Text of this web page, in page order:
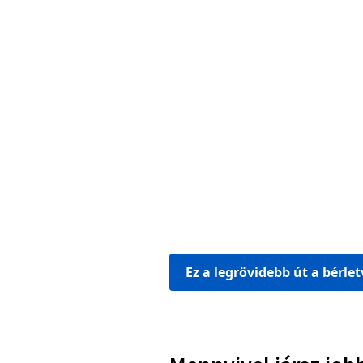
Ez a legrövidebb út a